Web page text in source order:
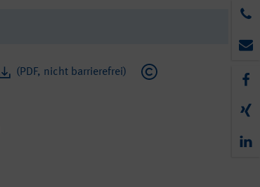
(PDF, nicht barrierefrei)